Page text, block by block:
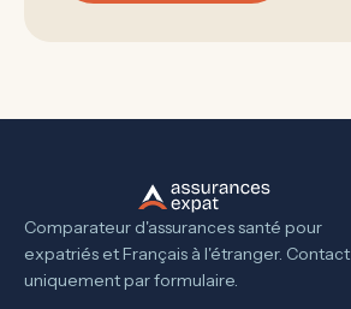
Comparateur d'assurances santé pour
expatriés et Français à l'étranger. Contact
uniquement par formulaire.